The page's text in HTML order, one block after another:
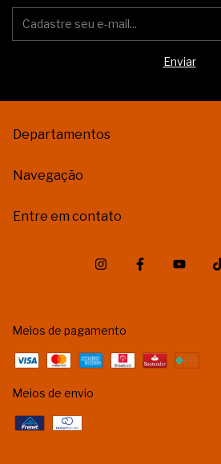
Departamentos
Navegação
Entre em contato
Meios de pagamento
Meios de envio